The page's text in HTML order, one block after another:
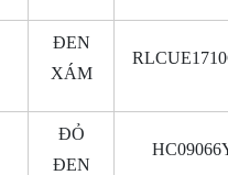
ĐEN
XÁM
ĐỎ
ĐEN